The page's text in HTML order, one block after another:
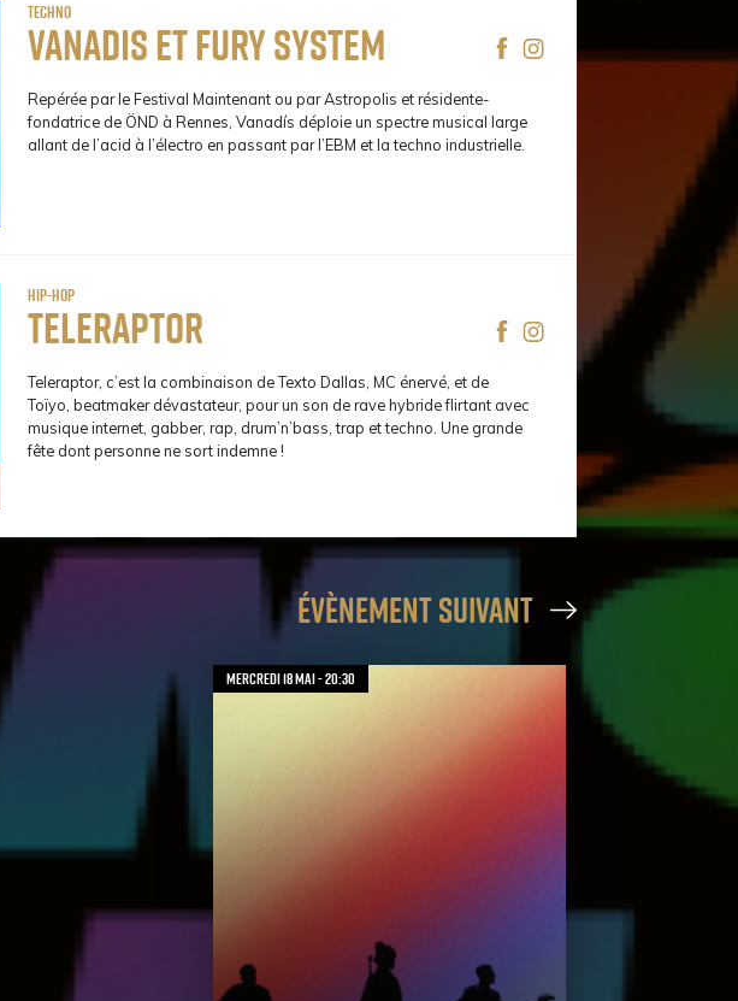
Techno
Vanadis et Fury System
Repérée par le Festival Maintenant ou par Astropolis et résidente-
fondatrice de ÖND à Rennes, Vanadís déploie un spectre musical large
allant de l’acid à l’électro en passant par l’EBM et la techno industrielle.
Hip-Hop
Teleraptor
Teleraptor, c’est la combinaison de Texto Dallas, MC énervé, et de
Toïyo, beatmaker dévastateur, pour un son de rave hybride flirtant avec
musique internet, gabber, rap, drum’n’bass, trap et techno. Une grande
fête dont personne ne sort indemne !
évènement suivant
mercredi 18 mai - 20:30